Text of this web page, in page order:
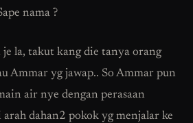
nama ?
la, takut kang die tanya orang
Ammar yg jawap.. So Ammar pun
air nye dengan perasaan
dahan2 pokok yg menjalar ke